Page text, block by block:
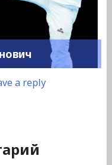
a reply